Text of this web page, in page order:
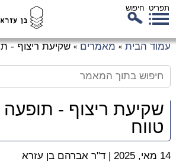
תפריט חיפוש
עמוד הבית » מאמרים » שקיעת ריצוף -
שקיעת ריצוף -
טווח
14 מאי, 2025 | ד"ר אברהם בן עזרא